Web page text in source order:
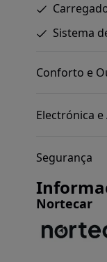
Sistema
Conforto e
Electrónica
Segurança
Nortecar